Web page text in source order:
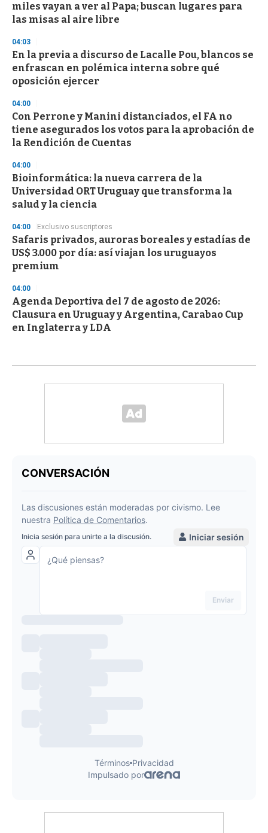
miles vayan a ver al Papa; buscan lugares para
las misas al aire libre
04:03
En la previa a discurso de Lacalle Pou, blancos se
enfrascan en polémica interna sobre qué
oposición ejercer
04:00
Con Perrone y Manini distanciados, el FA no
tiene asegurados los votos para la aprobación de
la Rendición de Cuentas
04:00
Bioinformática: la nueva carrera de la
Universidad ORT Uruguay que transforma la
salud y la ciencia
04:00 Exclusivo suscriptores
Safaris privados, auroras boreales y estadías de
US$ 3.000 por día: así viajan los uruguayos
premium
04:00
Agenda Deportiva del 7 de agosto de 2026:
Clausura en Uruguay y Argentina, Carabao Cup
en Inglaterra y LDA